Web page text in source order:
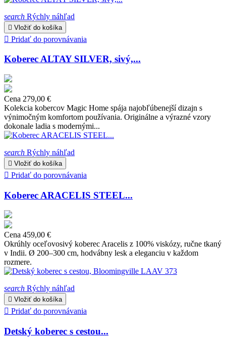
search Rýchly náhľad
 Vložiť do košíka
 Pridať do porovnávania
Koberec ALTAY SILVER, sivý,...
Cena 279,00 €
Kolekcia kobercov Magic Home spája najobľúbenejší dizajn s
výnimočným komfortom používania. Originálne a výrazné vzory
dokonale ladia s modernými...
search Rýchly náhľad
 Vložiť do košíka
 Pridať do porovnávania
Koberec ARACELIS STEEL...
Cena 459,00 €
Okrúhly oceľovosivý koberec Aracelis z 100% viskózy, ručne tkaný
v Indii. Ø 200–300 cm, hodvábny lesk a eleganciu v každom
rozmere.
search Rýchly náhľad
 Vložiť do košíka
 Pridať do porovnávania
Detský koberec s cestou...